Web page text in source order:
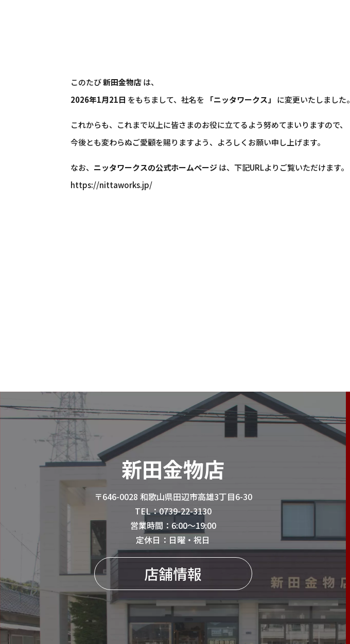
このたび新田金物店は、
2026年1月21日 をもちまして、社名を 「ニッタワークス」 に変更いたしました。
これからも、これまで以上に皆さまのお役に立てるよう努めてまいりますので、
今後とも変わらぬご愛顧を賜りますよう、よろしくお願い申し上げます。
なお、 ニッタワークスの公式ホームページは、下記URLよりご覧いただけます。
https://nittaworks.jp/
新田金物店
〒646-0028 和歌山県田辺市高雄3丁目6-30
TEL：0739-22-3130
営業時間：6:00〜19:00
定休日：日曜・祝日
店舗情報